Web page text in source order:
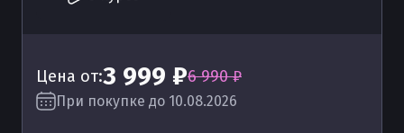
Цена от:3 999 ₽6 990 ₽
При покупке до 10.08.2026